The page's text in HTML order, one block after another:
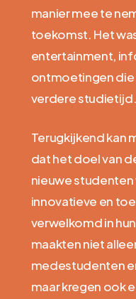
manier mee te
toekomst. Het
entertainment,
ontmoetingen die
verdere studietijd.
Terugkijkend kan
dat het doel van
nieuwe
innovatieve en
verwelkomd in
maakten niet
medestudenten
maar kregen ook